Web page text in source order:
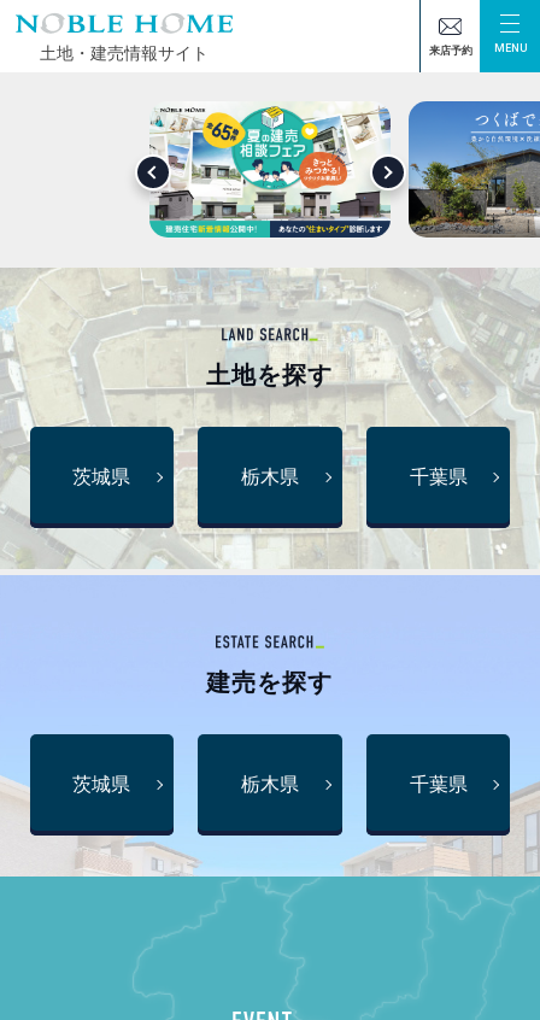
土地・建売情報サイト 来店予約 MENU
土地を探す
茨城県 栃木県 千葉県
建売を探す
茨城県 栃木県 千葉県